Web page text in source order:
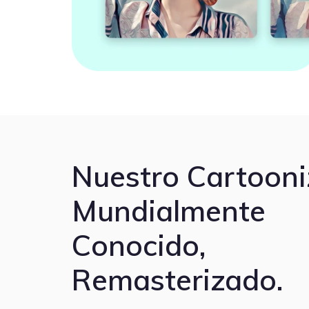
Nuestro
Mundialmente
Conocido,
Remasterizado.